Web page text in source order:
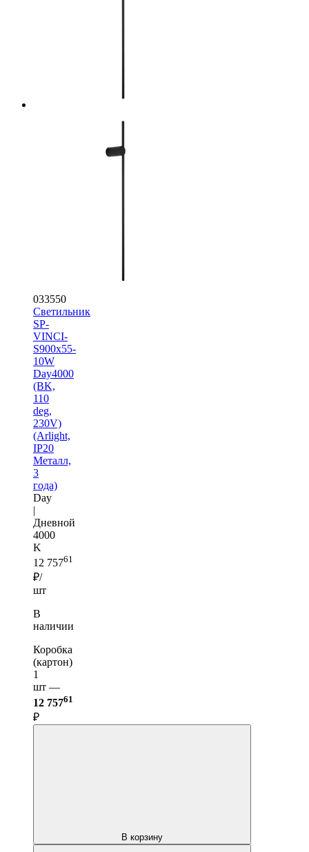
033550
Светильник
SP-
VINCI-
S900x55-
10W
Day4000
(BK,
110
deg,
230V)
(Arlight,
IP20
Металл,
3
года)
Day
|
Дневной
4000
K
12 75761
₽/
шт
В
наличии
Коробка
(картон)
1
шт —
12 75761
₽
В корзину